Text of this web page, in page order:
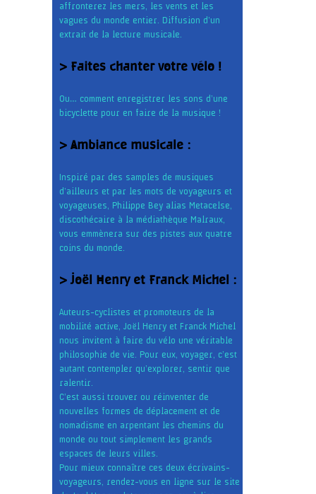
affronterez les mers, les vents et les
vagues du monde entier. Diffusion d’un
extrait de la lecture musicale.
> Faites chanter votre vélo !
Ou… comment enregistrer les sons d’une
bicyclette pour en faire de la musique !
> Ambiance musicale :
Inspiré par des samples de musiques
d’ailleurs et par les mots de voyageurs et
voyageuses, Philippe Bey alias Metacelse,
discothécaire à la médiathèque Malraux,
vous emmènera sur des pistes aux quatre
coins du monde.
> Joël Henry et Franck Michel :
Auteurs-cyclistes et promoteurs de la
mobilité active, Joël Henry et Franck Michel
nous invitent à faire du vélo une véritable
philosophie de vie. Pour eux, voyager, c’est
autant contempler qu’explorer, sentir que
ralentir.
C’est aussi trouver ou réinventer de
nouvelles formes de déplacement et de
nomadisme en arpentant les chemins du
monde ou tout simplement les grands
espaces de leurs villes.
Pour mieux connaître ces deux écrivains-
voyageurs, rendez-vous en ligne sur le site